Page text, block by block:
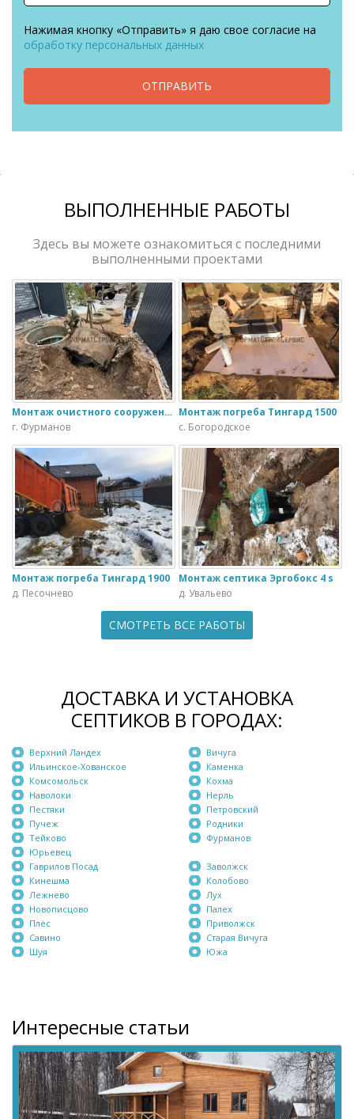
Нажимая кнопку «Отправить» я даю свое согласие на
обработку персональных данных
ОТПРАВИТЬ
ВЫПОЛНЕННЫЕ РАБОТЫ
Здесь вы можете ознакомиться с последними
выполненными проектами
Монтаж очистного сооружения Тверь - 1.1ПН в загородном доме
г. Фурманов
Монтаж погреба Тингард 1500
с. Богородское
Монтаж погреба Тингард 1900
д. Песочнево
Монтаж септика Эргобокс 4 s
д. Увальево
СМОТРЕТЬ ВСЕ РАБОТЫ
ДОСТАВКА И УСТАНОВКА
СЕПТИКОВ В ГОРОДАХ:
Верхний Ландех
Ильинское-Хованское
Комсомольск
Наволоки
Пестяки
Пучеж
Тейково
Юрьевец
Вичуга
Каменка
Кохма
Нерль
Петровский
Родники
Фурманов
Гаврилов Посад
Кинешма
Лежнево
Новописцово
Плёс
Савино
Шуя
Заволжск
Колобово
Лух
Палех
Приволжск
Старая Вичуга
Южа
Интересные статьи